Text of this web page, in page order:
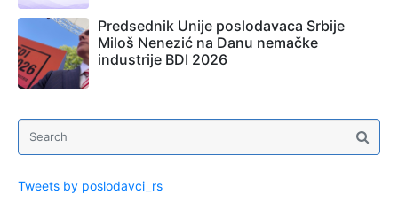
Predsednik Unije poslodavaca Srbije
Miloš Nenezić na Danu nemačke
industrije BDI 2026
Tweets by poslodavci_rs